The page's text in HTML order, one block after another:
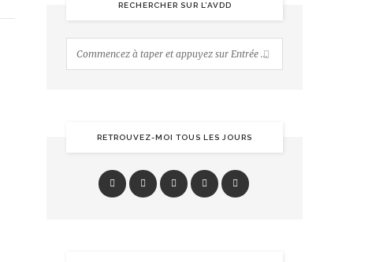
RECHERCHER SUR L’AVDD
RETROUVEZ-MOI TOUS LES JOURS